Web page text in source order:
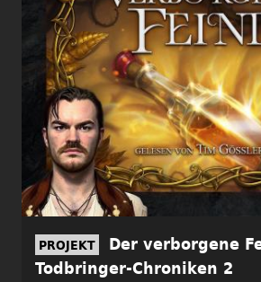
PROJEKT
Der verborgene
Todbringer-Chroniken 2